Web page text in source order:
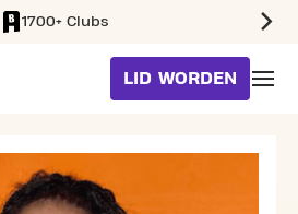
1700+ Clubs
LID WORDEN